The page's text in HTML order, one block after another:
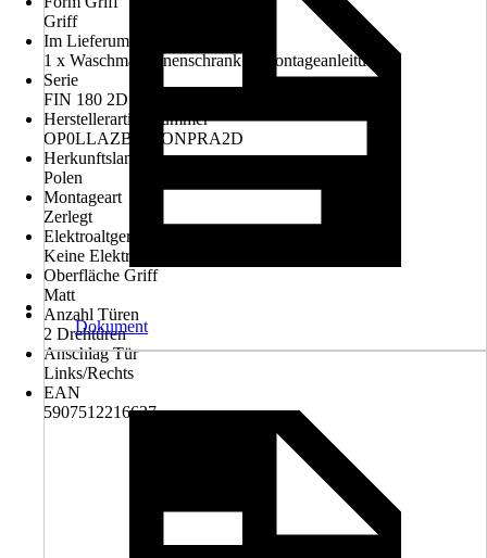
Griff
Im Lieferumfang enthalten
1 x Waschmaschinenschrank + Montageanleitung
Serie
FIN 180 2D Waschmaschine
Herstellerartikelnummer
OP0LLAZBIASONPRA2D
Herkunftsland
Polen
Montageart
Zerlegt
Elektroaltgerät-Rücknahme
Keine Elektrogeräte enthalten
Oberfläche Griff
Matt
Anzahl Türen
2 Drehtüren
Anschlag Tür
Links/Rechts
EAN
5907512216637
Dokument